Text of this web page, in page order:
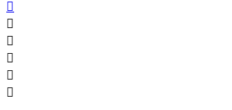





